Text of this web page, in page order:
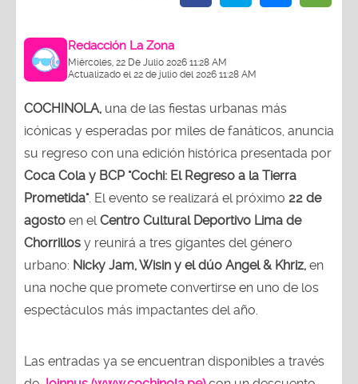
Redacción La Zona
Miércoles, 22 De Julio 2026 11:28 AM
Actualizado el 22 de julio del 2026 11:28 AM
COCHINOLA, una de las fiestas urbanas más
icónicas y esperadas por miles de fanáticos, anuncia
su regreso con una edición histórica presentada por
Coca Cola y BCP "Cochi: El Regreso a la Tierra
Prometida". El evento se realizará el próximo 22 de
agosto en elCentro Cultural Deportivo Lima de
Chorrillos y reunirá a tres gigantes del género
urbano: Nicky Jam, Wisin y el dúo Angel & Khriz, en
una noche que promete convertirse en uno de los
espectáculos más impactantes del año.
Las entradas ya se encuentran disponibles a través